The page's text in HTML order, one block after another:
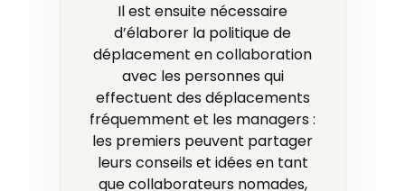
Il est ensuite nécessaire
d’élaborer la politique de
déplacement en collaboration
avec les personnes qui
effectuent des déplacements
fréquemment et les managers :
les premiers peuvent partager
leurs conseils et idées en tant
que collaborateurs nomades,